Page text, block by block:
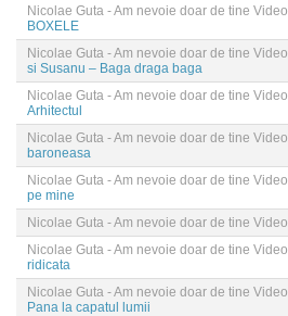
Nicolae Guta - Am nevoie doar de tine Video
BOXELE
Nicolae Guta - Am nevoie doar de tine Video
si Susanu – Baga draga baga
Nicolae Guta - Am nevoie doar de tine Video
Arhitectul
Nicolae Guta - Am nevoie doar de tine Video
baroneasa
Nicolae Guta - Am nevoie doar de tine Video
pe mine
Nicolae Guta - Am nevoie doar de tine Video
Nicolae Guta - Am nevoie doar de tine Video
ridicata
Nicolae Guta - Am nevoie doar de tine Video
Pana la capatul lumii